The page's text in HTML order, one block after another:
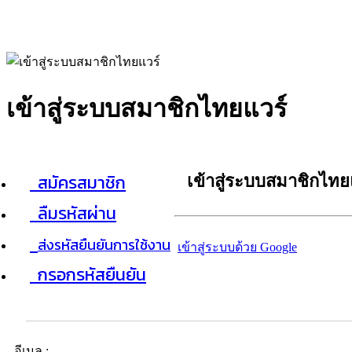
เข้าสู่ระบบสมาชิกไทยแวร์
สมัครสมาชิก
ลืมรหัสผ่าน
ส่งรหัสยืนยันการใช้งาน
กรอกรหัสยืนยัน
เข้าสู่ระบบสมาชิกไท
เข้าสู่ระบบด้วย Google